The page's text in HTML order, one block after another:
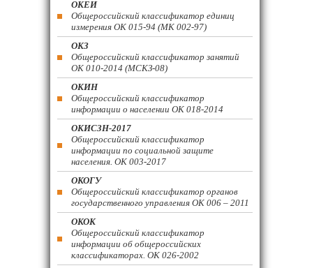
ОКЕИ
Общероссийский классификатор единиц
измерения ОК 015-94 (МК 002-97)
ОКЗ
Общероссийский классификатор занятий
ОК 010-2014 (МСКЗ-08)
ОКИН
Общероссийский классификатор
информации о населении ОК 018-2014
ОКИСЗН-2017
Общероссийский классификатор
информации по социальной защите
населения. ОК 003-2017
ОКОГУ
Общероссийский классификатор органов
государственного управления ОК 006 – 2011
ОКОК
Общероссийский классификатор
информации об общероссийских
классификаторах. ОК 026-2002